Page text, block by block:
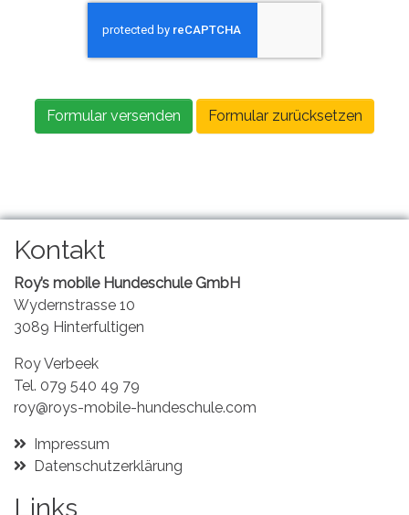
Formular versenden Formular zurücksetzen
Kontakt
Roy’s mobile Hundeschule GmbH
Wydernstrasse 10
3089 Hinterfultigen
Roy Verbeek
Tel. 079 540 49 79
roy@roys-mobile-hundeschule.com
Impressum
Datenschutzerklärung
Links